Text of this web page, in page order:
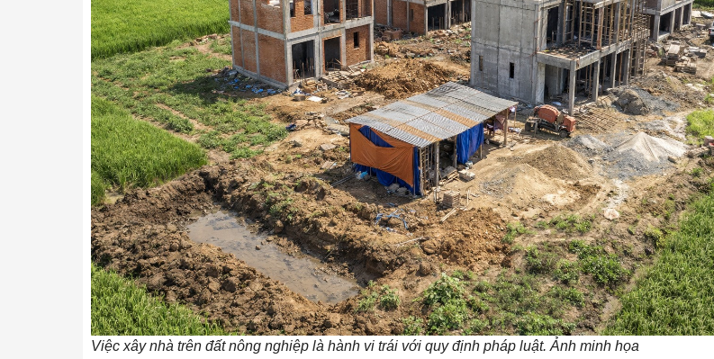
Việc xây nhà trên đất nông nghiệp là hành vi trái với quy định pháp luật. Ảnh minh họa